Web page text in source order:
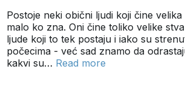
Postoje neki obični ljudi koji čine velika
malo ko zna. Oni čine toliko velike
ljude koji to tek postaju i iako su
počecima - već sad znamo da
kakvi su… Read more